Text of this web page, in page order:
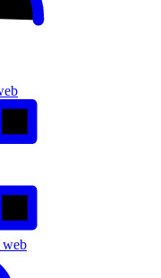
web